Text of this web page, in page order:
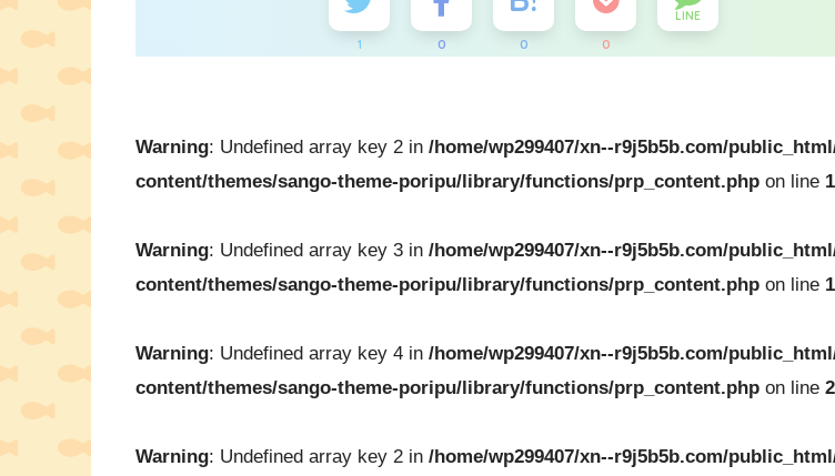
1 0 0 0
LINE
Warning: Undefined array key 2 in /home/wp299407/xn--r9j5b5b.com/
content/themes/sango-theme-poripu/library/functions/prp_content.php on line
Warning: Undefined array key 3 in /home/wp299407/xn--r9j5b5b.com/
content/themes/sango-theme-poripu/library/functions/prp_content.php on line
Warning: Undefined array key 4 in /home/wp299407/xn--r9j5b5b.com/
content/themes/sango-theme-poripu/library/functions/prp_content.php on line
Warning: Undefined array key 2 in /home/wp299407/xn--r9j5b5b.com/